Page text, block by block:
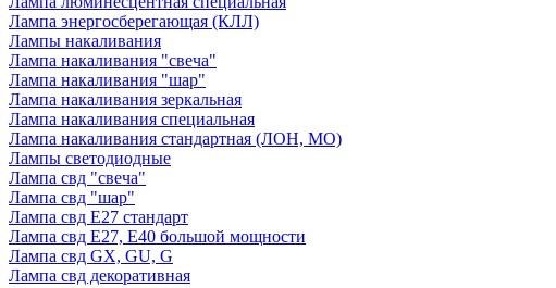
Лампа энергосберегающая (КЛЛ)
Лампы накаливания
Лампа накаливания "свеча"
Лампа накаливания "шар"
Лампа накаливания зеркальная
Лампа накаливания специальная
Лампа накаливания стандартная (ЛОН, МО)
Лампы светодиодные
Лампа свд "свеча"
Лампа свд "шар"
Лампа свд E27 стандарт
Лампа свд E27, Е40 большой мощности
Лампа свд GX, GU, G
Лампа свд декоративная